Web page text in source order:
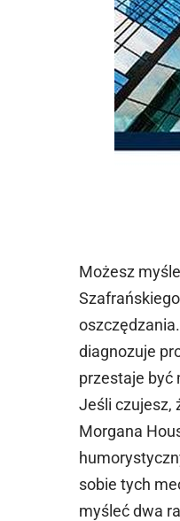
Możesz
diagnozuje
przestaje być
Jeśli czujesz,
Morgana
sobie tych
myśleć dwa